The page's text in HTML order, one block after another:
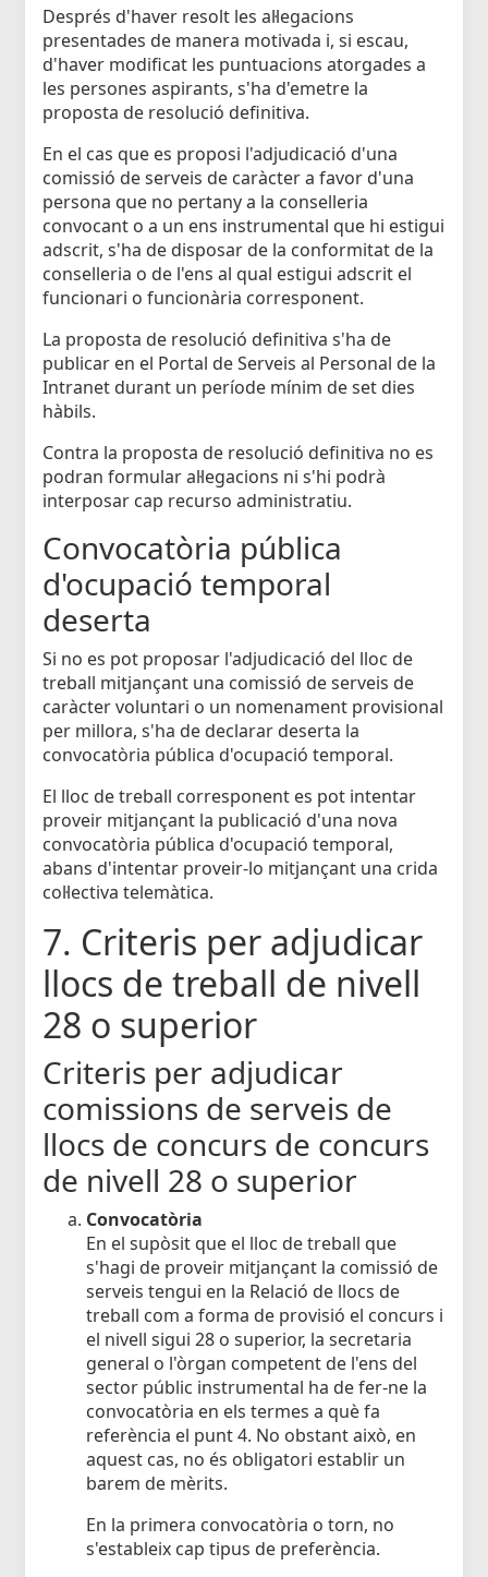
Després d'haver resolt les al·legacions
presentades de manera motivada i, si escau,
d'haver modificat les puntuacions atorgades a
les persones aspirants, s'ha d'emetre la
proposta de resolució definitiva.
En el cas que es proposi l'adjudicació d'una
comissió de serveis de caràcter a favor d'una
persona que no pertany a la conselleria
convocant o a un ens instrumental que hi estigui
adscrit, s'ha de disposar de la conformitat de la
conselleria o de l'ens al qual estigui adscrit el
funcionari o funcionària corresponent.
La proposta de resolució definitiva s'ha de
publicar en el Portal de Serveis al Personal de la
Intranet durant un període mínim de set dies
hàbils.
Contra la proposta de resolució definitiva no es
podran formular al·legacions ni s'hi podrà
interposar cap recurso administratiu.
Convocatòria pública
d'ocupació temporal
deserta
Si no es pot proposar l'adjudicació del lloc de
treball mitjançant una comissió de serveis de
caràcter voluntari o un nomenament provisional
per millora, s'ha de declarar deserta la
convocatòria pública d'ocupació temporal.
El lloc de treball corresponent es pot intentar
proveir mitjançant la publicació d'una nova
convocatòria pública d'ocupació temporal,
abans d'intentar proveir-lo mitjançant una crida
col·lectiva telemàtica.
7. Criteris per adjudicar
llocs de treball de nivell
28 o superior
Criteris per adjudicar
comissions de serveis de
llocs de concurs de concurs
de nivell 28 o superior
Convocatòria
En el supòsit que el lloc de treball que
s'hagi de proveir mitjançant la comissió de
serveis tengui en la Relació de llocs de
treball com a forma de provisió el concurs i
el nivell sigui 28 o superior, la secretaria
general o l'òrgan competent de l'ens del
sector públic instrumental ha de fer-ne la
convocatòria en els termes a què fa
referència el punt 4. No obstant això, en
aquest cas, no és obligatori establir un
barem de mèrits.
En la primera convocatòria o torn, no
s'estableix cap tipus de preferència.